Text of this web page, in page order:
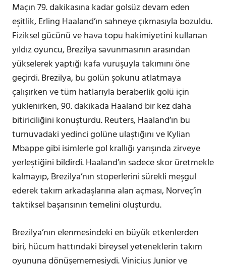
Maçın 79. dakikasına kadar golsüz devam eden
eşitlik, Erling Haaland’ın sahneye çıkmasıyla bozuldu.
Fiziksel gücünü ve hava topu hakimiyetini kullanan
yıldız oyuncu, Brezilya savunmasının arasından
yükselerek yaptığı kafa vuruşuyla takımını öne
geçirdi. Brezilya, bu golün şokunu atlatmaya
çalışırken ve tüm hatlarıyla beraberlik golü için
yüklenirken, 90. dakikada Haaland bir kez daha
bitiriciliğini konuşturdu. Reuters, Haaland’ın bu
turnuvadaki yedinci golüne ulaştığını ve Kylian
Mbappe gibi isimlerle gol krallığı yarışında zirveye
yerleştiğini bildirdi. Haaland’ın sadece skor üretmekle
kalmayıp, Brezilya’nın stoperlerini sürekli meşgul
ederek takım arkadaşlarına alan açması, Norveç’in
taktiksel başarısının temelini oluşturdu.
Brezilya’nın elenmesindeki en büyük etkenlerden
biri, hücum hattındaki bireysel yeteneklerin takım
oyununa dönüşememesiydi. Vinicius Junior ve